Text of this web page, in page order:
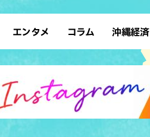
理
ドライブ
ソロ活
SDGs
ン ローカルニュース
沖縄旧暦行事
エンタメ
スポーツ 占い
レント・芸人 テレビ
コラム 沖縄経済